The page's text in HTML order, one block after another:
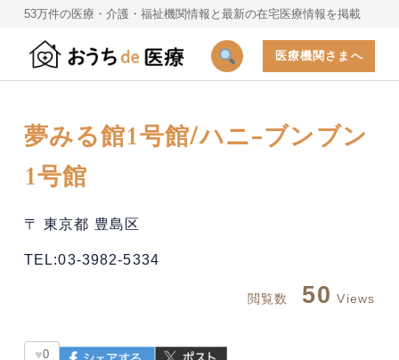
53万件の医療・介護・福祉機関情報と最新の在宅医療情報を掲載
医療機関さまへ
夢みる館1号館/ハニ-ブンブン
1号館
〒 東京都 豊島区
TEL:03-3982-5334
閲覧数 50 Views
♥0